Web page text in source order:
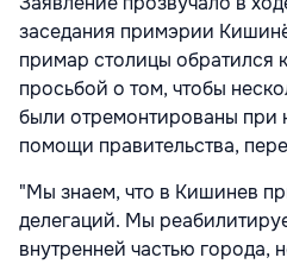
заседания примэрии
примар столицы обратился
просьбой о том, чтобы
были отремонтированы при
помощи правительства,
"Мы знаем, что в Кишинев
делегаций. Мы
внутренней частью города,